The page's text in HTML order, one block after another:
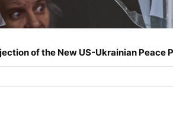
of the New US-Ukrainian Peace